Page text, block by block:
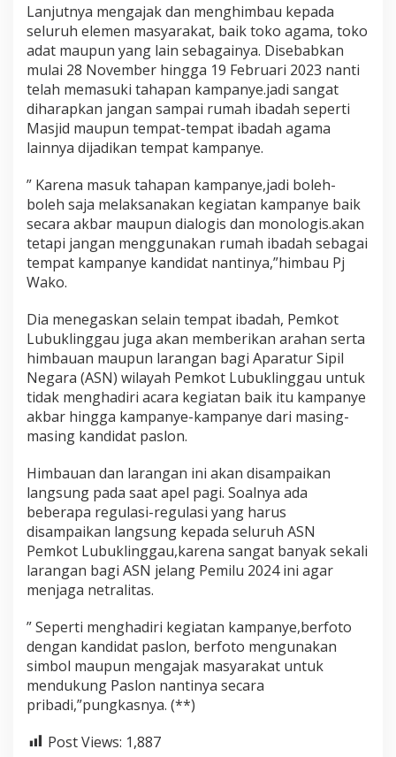
Lanjutnya mengajak dan menghimbau kepada
seluruh elemen masyarakat, baik toko agama, toko
adat maupun yang lain sebagainya. Disebabkan
mulai 28 November hingga 19 Februari 2023 nanti
telah memasuki tahapan kampanye.jadi sangat
diharapkan jangan sampai rumah ibadah seperti
Masjid maupun tempat-tempat ibadah agama
lainnya dijadikan tempat kampanye.
” Karena masuk tahapan kampanye,jadi boleh-
boleh saja melaksanakan kegiatan kampanye baik
secara akbar maupun dialogis dan monologis.akan
tetapi jangan menggunakan rumah ibadah sebagai
tempat kampanye kandidat nantinya,”himbau Pj
Wako.
Dia menegaskan selain tempat ibadah, Pemkot
Lubuklinggau juga akan memberikan arahan serta
himbauan maupun larangan bagi Aparatur Sipil
Negara (ASN) wilayah Pemkot Lubuklinggau untuk
tidak menghadiri acara kegiatan baik itu kampanye
akbar hingga kampanye-kampanye dari masing-
masing kandidat paslon.
Himbauan dan larangan ini akan disampaikan
langsung pada saat apel pagi. Soalnya ada
beberapa regulasi-regulasi yang harus
disampaikan langsung kepada seluruh ASN
Pemkot Lubuklinggau,karena sangat banyak sekali
larangan bagi ASN jelang Pemilu 2024 ini agar
menjaga netralitas.
” Seperti menghadiri kegiatan kampanye,berfoto
dengan kandidat paslon, berfoto mengunakan
simbol maupun mengajak masyarakat untuk
mendukung Paslon nantinya secara
pribadi,”pungkasnya. (**)
Post Views: 1,887